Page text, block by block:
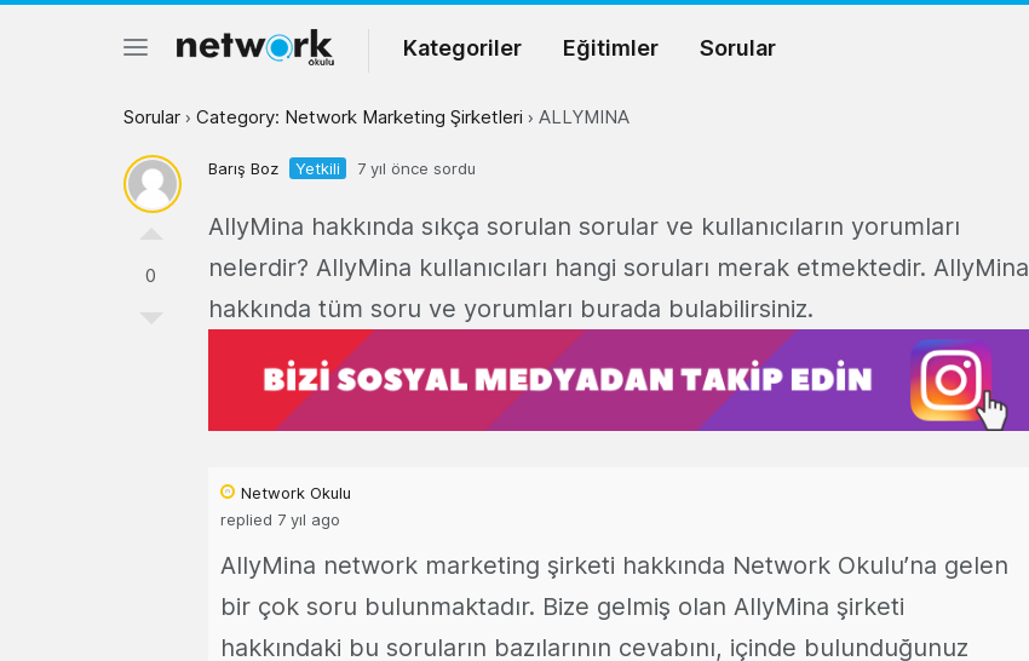
Kategoriler Eğitimler Sorular
Sorular › Category: Network Marketing Şirketleri › ALLYMINA
0
Barış Boz Yetkili 7 yıl önce sordu
AllyMina hakkında sıkça sorulan sorular ve kullanıcıların yorumları
nelerdir? AllyMina kullanıcıları hangi soruları merak etmektedir. AllyMina
hakkında tüm soru ve yorumları burada bulabilirsiniz.
Network Okulu
replied 7 yıl ago
AllyMina network marketing şirketi hakkında Network Okulu’na gelen
bir çok soru bulunmaktadır. Bize gelmiş olan AllyMina şirketi
hakkındaki bu soruların bazılarının cevabını, içinde bulunduğunuz